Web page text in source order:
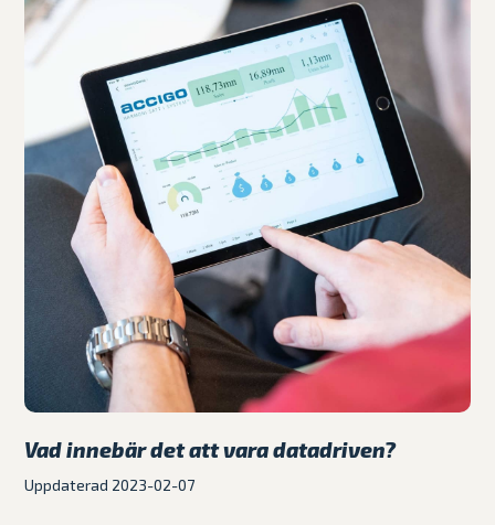
Vad innebär det att vara datadriven?
Uppdaterad 2023-02-07